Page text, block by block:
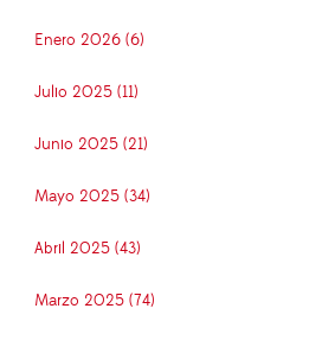
Enero 2026 (6)
Julio 2025 (11)
Junio 2025 (21)
Mayo 2025 (34)
Abril 2025 (43)
Marzo 2025 (74)